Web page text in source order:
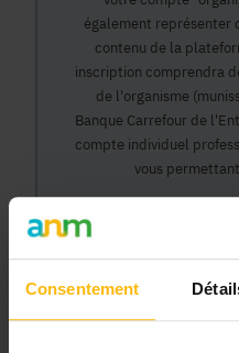
Consentement
également représenter
contenu de la
inscription comprendra
de l'organisme
Banque Carrefour de
compte individuel
vous